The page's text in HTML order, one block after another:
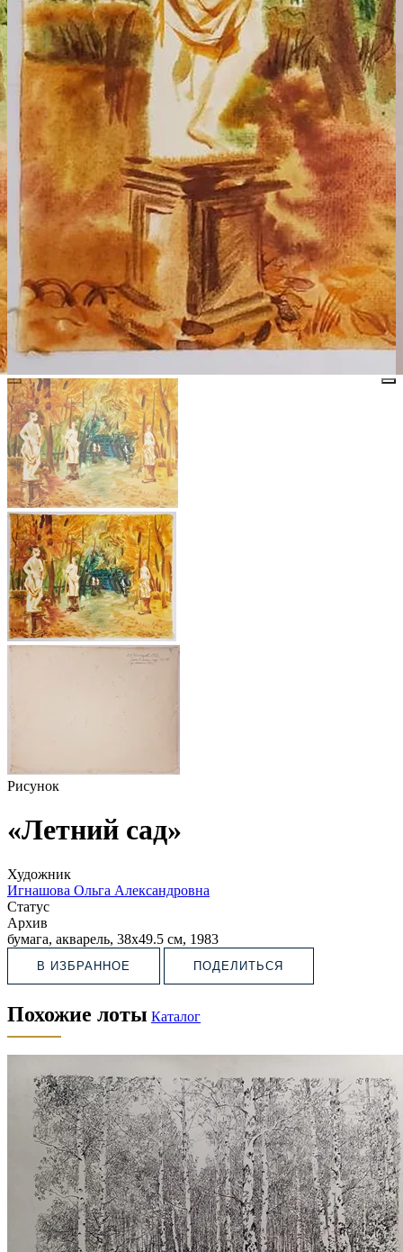
Рисунок
«Летний сад»
Художник
Игнашова Ольга Александровна
Статус
Архив
бумага, акварель, 38х49.5 см, 1983
В ИЗБРАННОЕ ПОДЕЛИТЬСЯ
Похожие лоты Каталог